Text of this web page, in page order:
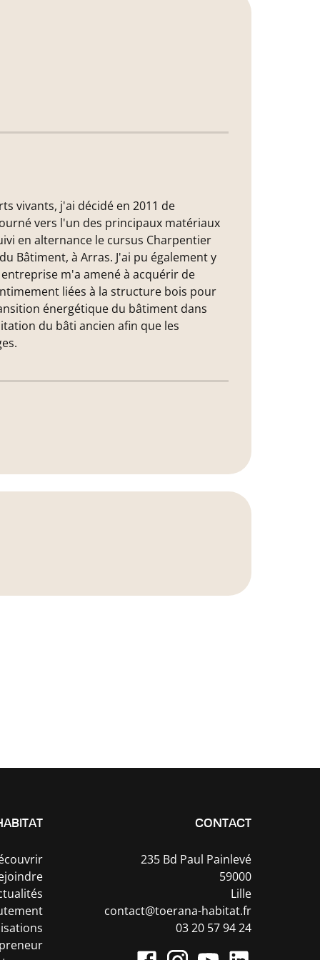
vivants, j'ai décidé en 2011 de
vers l'un des principaux matériaux
en alternance le cursus Charpentier
Bâtiment, à Arras. J'ai pu également y
m'a amené à acquérir de
liées à la structure bois pour
énergétique du bâtiment dans
du bâti ancien afin que les
CONTACT
235 Bd Paul Painlevé
59000
Lille
contact@toerana-habitat.fr
03 20 57 94 24